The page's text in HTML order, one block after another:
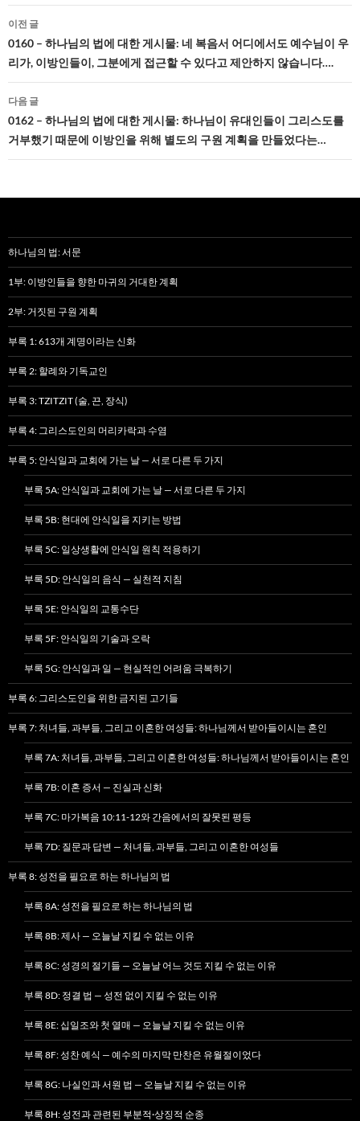
글
네
비
게
이
션
이전 글
0160 – 하나님의 법에 대한 게시물: 네 복음서 어디에서도 예수님이 우
리가, 이방인들이, 그분에게 접근할 수 있다고 제안하지 않습니다….
다음 글
0162 – 하나님의 법에 대한 게시물: 하나님이 유대인들이 그리스도를
거부했기 때문에 이방인을 위해 별도의 구원 계획을 만들었다는…
하나님의 법: 서문
1부: 이방인들을 향한 마귀의 거대한 계획
2부: 거짓된 구원 계획
부록 1: 613개 계명이라는 신화
부록 2: 할례와 기독교인
부록 3: TZITZIT (술, 끈, 장식)
부록 4: 그리스도인의 머리카락과 수염
부록 5: 안식일과 교회에 가는 날 — 서로 다른 두 가지
부록 5A: 안식일과 교회에 가는 날 — 서로 다른 두 가지
부록 5B: 현대에 안식일을 지키는 방법
부록 5C: 일상생활에 안식일 원칙 적용하기
부록 5D: 안식일의 음식 — 실천적 지침
부록 5E: 안식일의 교통수단
부록 5F: 안식일의 기술과 오락
부록 5G: 안식일과 일 — 현실적인 어려움 극복하기
부록 6: 그리스도인을 위한 금지된 고기들
부록 7: 처녀들, 과부들, 그리고 이혼한 여성들: 하나님께서 받아들이시는 혼인
부록 7A: 처녀들, 과부들, 그리고 이혼한 여성들: 하나님께서 받아들이시는 혼인
부록 7B: 이혼 증서 — 진실과 신화
부록 7C: 마가복음 10:11-12와 간음에서의 잘못된 평등
부록 7D: 질문과 답변 — 처녀들, 과부들, 그리고 이혼한 여성들
부록 8: 성전을 필요로 하는 하나님의 법
부록 8A: 성전을 필요로 하는 하나님의 법
부록 8B: 제사 — 오늘날 지킬 수 없는 이유
부록 8C: 성경의 절기들 — 오늘날 어느 것도 지킬 수 없는 이유
부록 8D: 정결 법 — 성전 없이 지킬 수 없는 이유
부록 8E: 십일조와 첫 열매 — 오늘날 지킬 수 없는 이유
부록 8F: 성찬 예식 — 예수의 마지막 만찬은 유월절이었다
부록 8G: 나실인과 서원 법 — 오늘날 지킬 수 없는 이유
부록 8H: 성전과 관련된 부분적·상징적 순종